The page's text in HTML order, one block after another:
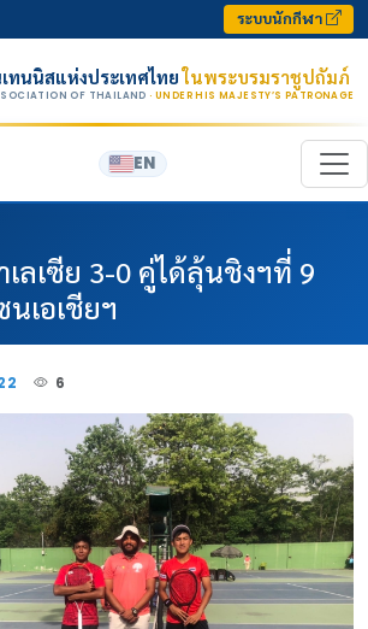
ระบบนักกีฬา
ทนนิสแห่งประเทศไทยในพระบรมราชูปถัมภ์
OF THAILAND · UNDER HIS MAJESTY’S PATRONAGE
EN
ลเซีย 3-0 คู่ได้ลุ้นชิงฯที่ 9
เอเชียฯ
6